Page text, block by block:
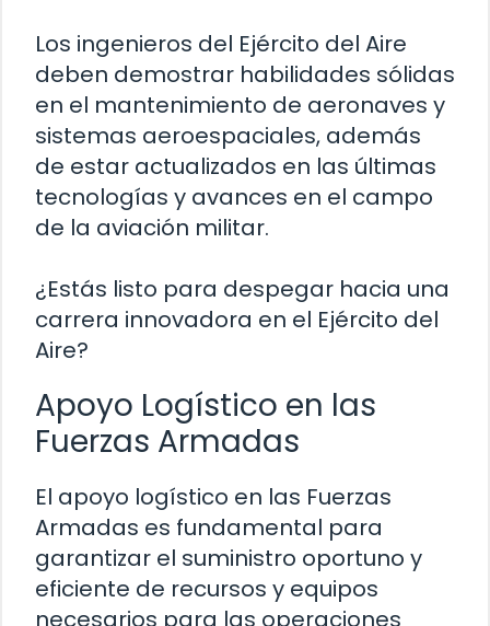
Los ingenieros del Ejército del Aire
deben demostrar habilidades sólidas
en el mantenimiento de aeronaves y
sistemas aeroespaciales, además
de estar actualizados en las últimas
tecnologías y avances en el campo
de la aviación militar.
¿Estás listo para despegar hacia una
carrera innovadora en el Ejército del
Aire?
Apoyo Logístico en las
Fuerzas Armadas
El apoyo logístico en las Fuerzas
Armadas es fundamental para
garantizar el suministro oportuno y
eficiente de recursos y equipos
necesarios para las operaciones